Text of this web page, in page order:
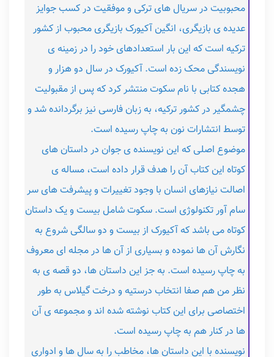
محبوبیت در سریال های ترکی و موفقیت در کسب جوایز
عدیده ی بازیگری، انگین آکیورک بازیگری محبوب از کشور
ترکیه است که این بار استعدادهای خود را در زمینه ی
نویسندگی محک زده است. آکیورک در سال دو هزار و
هجده کتابی با نام سکوت منتشر کرد که پس از مقبولیت
چشمگیر در کشور ترکیه، به زبان فارسی نیز برگردانده شد و
توسط انتشارات نون به چاپ رسیده است.
موضوع اصلی که این نویسنده ی جوان در داستان های
کوتاه این کتاب آن را هدف قرار داده است، مساله ی
اصالت نیازهای انسان با وجود تغییرات و پیشرفت های سر
سام آور تکنولوژی است. سکوت شامل بیست و یک داستان
کوتاه می باشد که آکیورک از بیست و دو سالگی شروع به
نگارش آن ها نموده و بسیاری از آن ها در مجله ای معروف
به چاپ رسیده است. به جز این داستان ها، دو قصه ی به
نظر من هم صفا انتخاب درستیه و درخت گیلاس به طور
اختصاصی برای این کتاب نوشته شده اند و مجموعه ی آن
ها در کنار هم به چاپ رسیده است.
نویسنده با این داستان ها، مخاطب را به سال ها و ادواری